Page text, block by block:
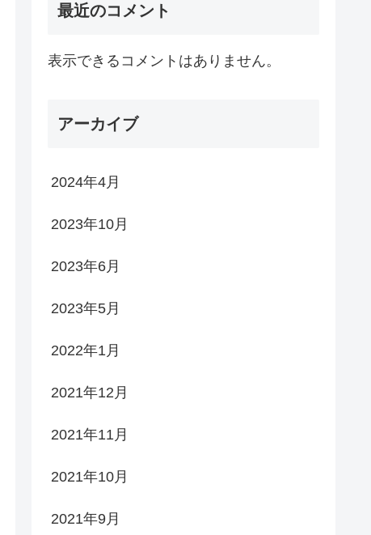
最近のコメント
表示できるコメントはありません。
アーカイブ
2024年4月
2023年10月
2023年6月
2023年5月
2022年1月
2021年12月
2021年11月
2021年10月
2021年9月